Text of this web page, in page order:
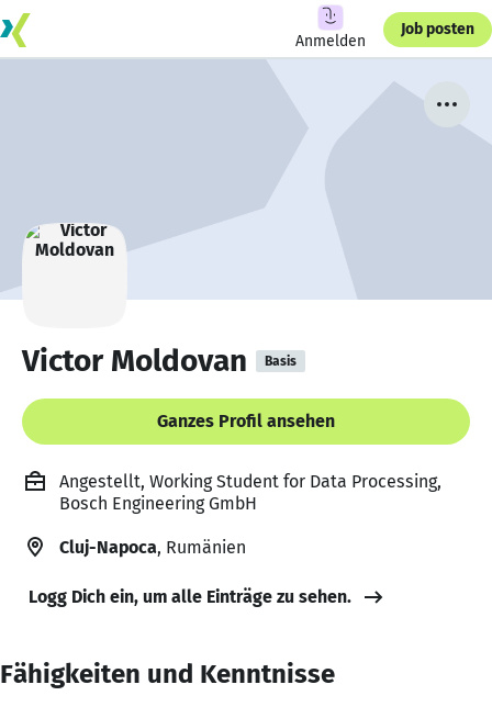
Anmelden
Job posten
Victor Moldovan Basis
Ganzes Profil ansehen
Angestellt, Working Student for Data Processing,
Bosch Engineering GmbH
Cluj-Napoca, Rumänien
Logg Dich ein, um alle Einträge zu sehen.
Fähigkeiten und Kenntnisse